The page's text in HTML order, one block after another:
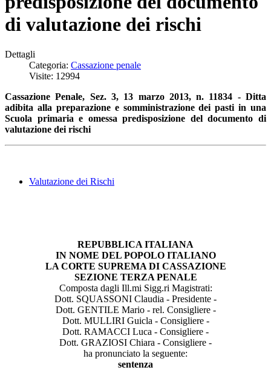
di valutazione dei rischi
Dettagli
Categoria: Cassazione penale
Visite: 12994
Cassazione Penale, Sez. 3, 13 marzo 2013, n. 11834 - Ditta
adibita alla preparazione e somministrazione dei pasti in una
Scuola primaria e omessa predisposizione del documento di
valutazione dei rischi
Valutazione dei Rischi
REPUBBLICA ITALIANA
IN NOME DEL POPOLO ITALIANO
LA CORTE SUPREMA DI CASSAZIONE
SEZIONE TERZA PENALE
Composta dagli Ill.mi Sigg.ri Magistrati:
Dott. SQUASSONI Claudia - Presidente -
Dott. GENTILE Mario - rel. Consigliere -
Dott. MULLIRI Guicla - Consigliere -
Dott. RAMACCI Luca - Consigliere -
Dott. GRAZIOSI Chiara - Consigliere -
ha pronunciato la seguente:
sentenza